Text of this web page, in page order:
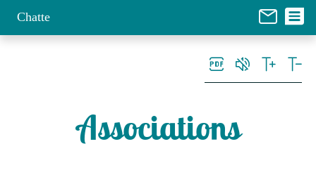
Chatte
Associations